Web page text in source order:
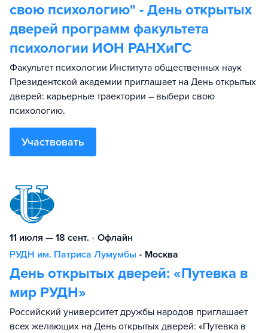
свою психологию" - День открытых
дверей программ факультета
психологии ИОН РАНХиГС
Факультет психологии Института общественных наук
Президентской академии приглашает на День открытых
дверей: карьерные траектории – выбери свою
психологию.
Участвовать
11 июля — 18 сент. • Офлайн
РУДН им. Патриса Лумумбы • Москва
День открытых дверей: «Путевка в
мир РУДН»
Российский университет дружбы народов приглашает
всех желающих на День открытых дверей: «Путевка в